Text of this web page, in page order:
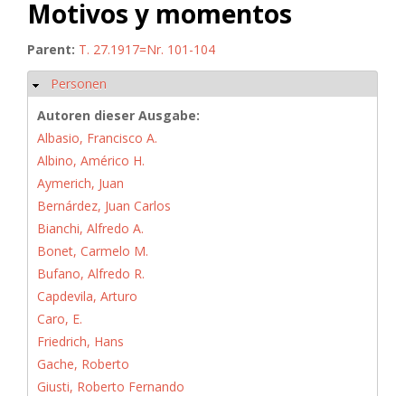
Motivos y momentos
Parent: T. 27.1917=Nr. 101-104
Hide
Personen
Autoren dieser Ausgabe:
Albasio, Francisco A.
Albino, Américo H.
Aymerich, Juan
Bernárdez, Juan Carlos
Bianchi, Alfredo A.
Bonet, Carmelo M.
Bufano, Alfredo R.
Capdevila, Arturo
Caro, E.
Friedrich, Hans
Gache, Roberto
Giusti, Roberto Fernando